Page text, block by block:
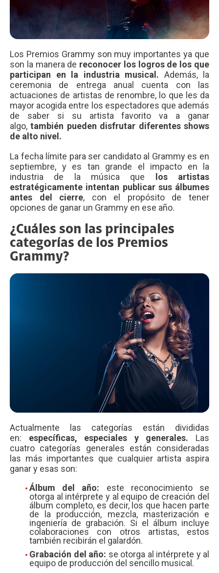
Los Premios Grammy son muy importantes ya que
son la manera de reconocer los logros de los que
participan en la industria musical. Además, la
ceremonia de entrega anual cuenta con las
actuaciones de artistas de renombre, lo que les da
mayor acogida entre los espectadores que además
de saber si su artista favorito va a ganar
algo,también pueden disfrutar diferentes shows
de alto nivel.
La fecha límite para ser candidato al Grammy es en
septiembre, y es tan grande el impacto en la
industria de la música que
los artistas
estratégicamente intentan publicar sus álbumes
antes del cierre, con el propósito de tener
opciones de ganar un Grammy en ese año.
¿Cuáles son las principales
categorías de los Premios
Grammy?
Actualmente las categorías están divididas
en: específicas, especiales y generales. Las
cuatro categorías generales están consideradas
las más importantes que cualquier artista aspira
ganar y esas son:
Álbum del año: este reconocimiento se
otorga al intérprete y al equipo de creación del
álbum completo, es decir, los que hacen parte
de la producción, mezcla, masterización e
ingeniería de grabación. Si el álbum incluye
colaboraciones con otros artistas, estos
también recibirán el galardón.
Grabación del año: se otorga al intérprete y al
equipo de producción del sencillo musical.